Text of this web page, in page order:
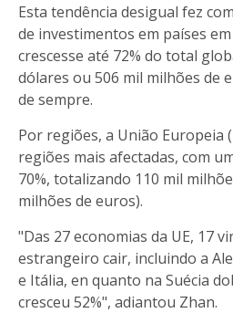
Esta tendência desigual fez
de investimentos em países
crescesse até 72% do total
dólares ou 506 mil milhões de
de sempre.
Por regiões, a União Europeia
regiões mais afectadas, com
70%, totalizando 110 mil
milhões de euros).
"Das 27 economias da UE, 17
estrangeiro cair, incluindo a
e Itália, en quanto na Suécia
cresceu 52%", adiantou Zhan.